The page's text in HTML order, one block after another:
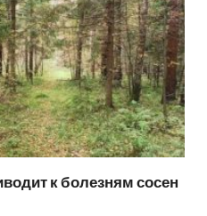
к болезням сосен